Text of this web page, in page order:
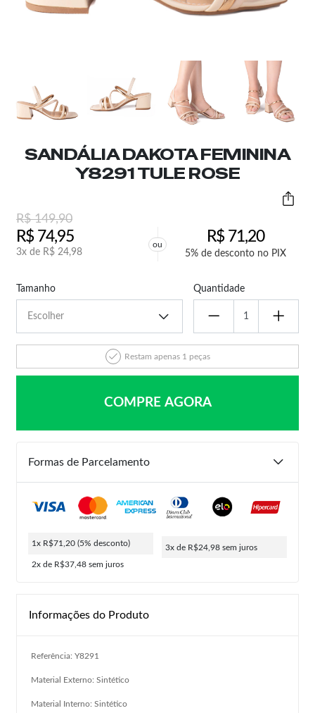
SANDÁLIA DAKOTA FEMININA
Y8291 TULE ROSE
R$149,90
R$74,95
3x de R$ 24,98
ou R$71,20
5% de desconto no PIX
Tamanho Quantidade
Restam apenas 1 peças
COMPRE AGORA
Formas de Parcelamento
1x R$71,20 (5% desconto)
2x de R$37,48 sem juros
3x de R$24,98 sem juros
Informações do Produto
Referência: Y8291
Material Externo: Sintético
Material Interno: Sintético